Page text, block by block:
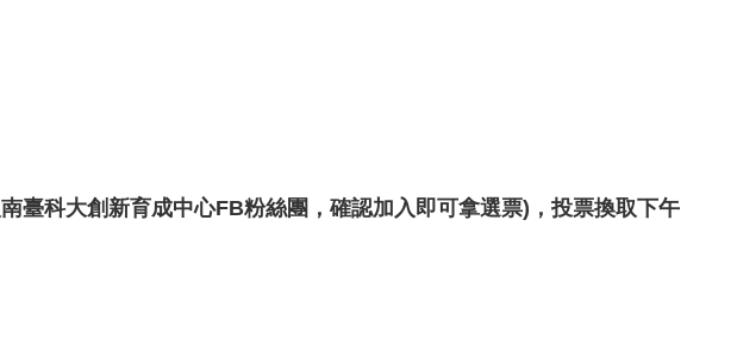
南臺科大創新育成中心FB粉絲團，確認加入即可拿選票)，投票換取下午